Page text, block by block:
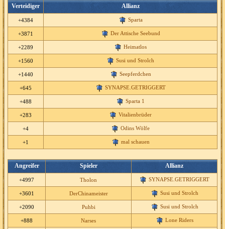
Verteidiger Allianz
+4384 Sparta
+3871 Der Attische Seebund
+2289 Heimatlos
+1560 Susi und Strolch
+1440 Seepferdchen
+645 SYNAPSE.GETRIGGERT
+488 Sparta 1
+283 Vitalienbrüder
+4 Odins Wölfe
+1 mal schauen
Angreifer Spieler Allianz
+4997 Tholon SYNAPSE.GETRIGGERT
+3601 DerChinameister Susi und Strolch
+2090 Puhbi Susi und Strolch
+888 Narses Lone Riders